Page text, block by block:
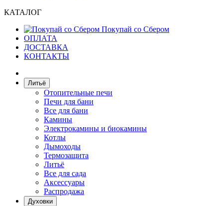
КАТАЛОГ
Покупай со Сбером
ОПЛАТА
ДОСТАВКА
КОНТАКТЫ
Литьё
Отопительные печи
Печи для бани
Все для бани
Камины
Электрокамины и биокамины
Котлы
Дымоходы
Термозащита
Литьё
Все для сада
Аксессуары
Распродажа
Духовки